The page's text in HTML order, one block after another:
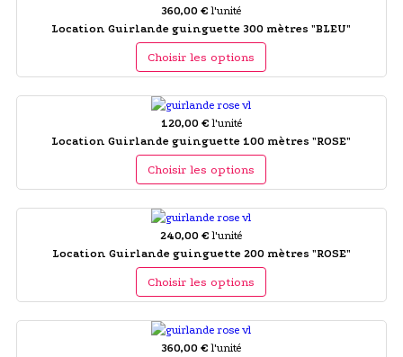
360,00 € l'unité
Location Guirlande guinguette 300 mètres "BLEU"
Choisir les options
120,00 € l'unité
Location Guirlande guinguette 100 mètres "ROSE"
Choisir les options
240,00 € l'unité
Location Guirlande guinguette 200 mètres "ROSE"
Choisir les options
360,00 € l'unité